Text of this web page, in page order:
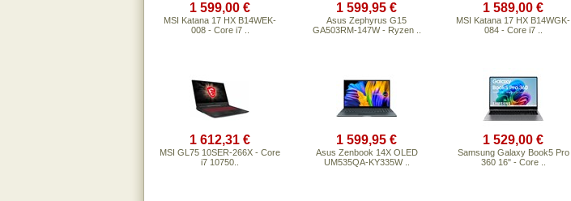
1 599,00 €
MSI Katana 17 HX B14WEK-
008 - Core i7 ..
1 599,95 €
Asus Zephyrus G15
GA503RM-147W - Ryzen ..
1 589,00 €
MSI Katana 17 HX B14WGK-
084 - Core i7 ..
1 612,31 €
MSI GL75 10SER-266X - Core
i7 10750..
1 599,95 €
Asus Zenbook 14X OLED
UM535QA-KY335W ..
1 529,00 €
Samsung Galaxy Book5 Pro
360 16" - Core ..